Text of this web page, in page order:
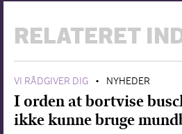
RELATERET
VI RÅDGIVER DIG • NYHEDER
I orden at bortvise
ikke kunne bruge